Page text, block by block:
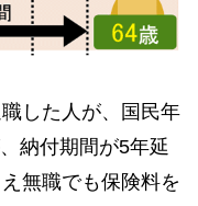
した人が、国民年
納付期間が5年延
無職でも保険料を